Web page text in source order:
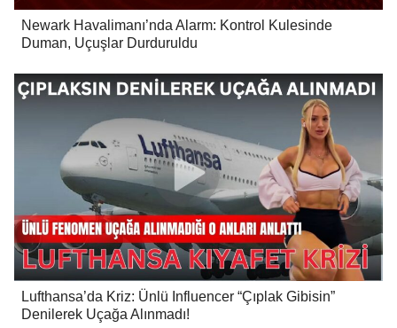
Newark Havalimanı’nda Alarm: Kontrol Kulesinde
Duman, Uçuşlar Durduruldu
Lufthansa’da Kriz: Ünlü Influencer “Çıplak Gibisin”
Denilerek Uçağa Alınmadı!